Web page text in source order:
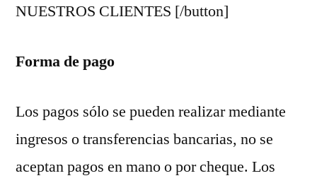
NUESTROS CLIENTES [/button]
Forma de pago
Los pagos sólo se pueden realizar mediante
ingresos o transferencias bancarias, no se
aceptan pagos en mano o por cheque. Los